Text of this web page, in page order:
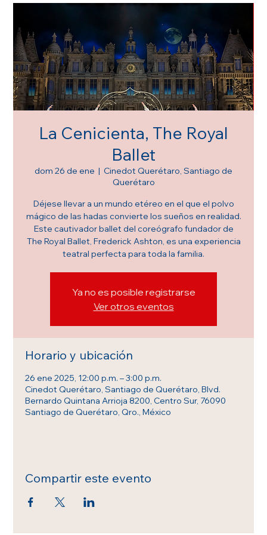
La Cenicienta, The Royal
Ballet
dom 26 de ene
  |
Cinedot Querétaro, Santiago de
Querétaro
Déjese llevar a un mundo etéreo en el que el polvo
mágico de las hadas convierte los sueños en realidad.
Este cautivador ballet del coreógrafo fundador de
The Royal Ballet, Frederick Ashton, es una experiencia
teatral perfecta para toda la familia.
Ya no es posible registrarse
Ver otros eventos
Horario y ubicación
26 ene 2025, 12:00 p.m. – 3:00 p.m.
Cinedot Querétaro, Santiago de Querétaro, Blvd.
Bernardo Quintana Arrioja 8200, Centro Sur, 76090
Santiago de Querétaro, Qro., México
Compartir este evento